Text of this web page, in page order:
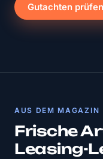
Gutachten prüfen
AUS DEM MAGAZIN
Frische
Leasing-